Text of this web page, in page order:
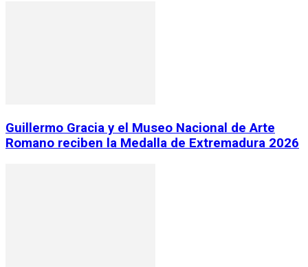
Guillermo Gracia y el Museo Nacional de Arte
Romano reciben la Medalla de Extremadura 2026